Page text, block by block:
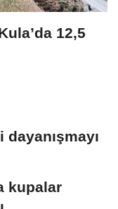
12,5
kupalar